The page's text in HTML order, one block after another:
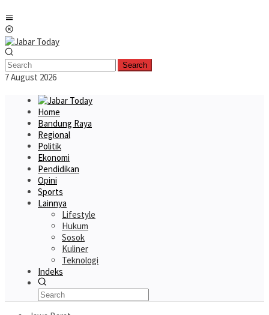
to
content
Search
7 August 2026
Home
Bandung Raya
Regional
Politik
Ekonomi
Pendidikan
Opini
Sports
Lainnya
Lifestyle
Hukum
Sosok
Kuliner
Teknologi
Indeks